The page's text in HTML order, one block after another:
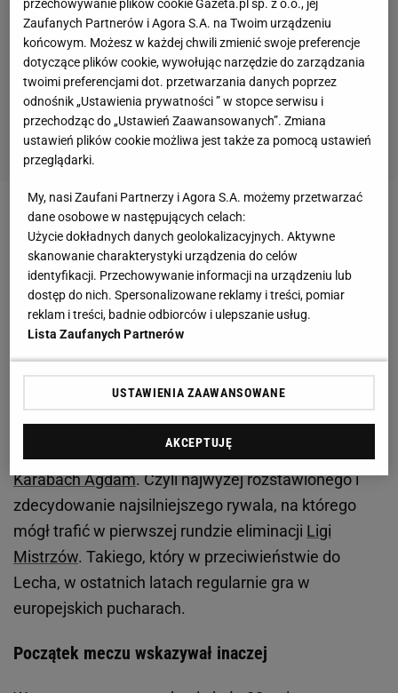
Zobacz wideoArcytrudna droga Lecha Poznań do
LM. Potrzebuje wręcz cudu, by grać w fazie
grupowej
Od razu jednak zaznaczamy, że to nie jest żaden
oczekujemy, by w Europie był skuteczny i
pragmatyczny. By grał przede wszystkim na wynik.
Jak właśnie we wtorek zagrał Lech, który na
własnym stadionie pokonał faworyzowany
Karabach Agdam. Czyli najwyżej rozstawionego i
zdecydowanie najsilniejszego rywala, na którego
mógł trafić w pierwszej rundzie eliminacji Ligi
Mistrzów. Takiego, który w przeciwieństwie do
Lecha, w ostatnich latach regularnie gra w
europejskich pucharach.
Początek meczu wskazywał inaczej
przechowywanie plików cookie Gazeta.pl sp. z o.o., jej
Zaufanych Partnerów i Agora S.A. na Twoim urządzeniu
końcowym. Możesz w każdej chwili zmienić swoje preferencje
dotyczące plików cookie, wywołując narzędzie do zarządzania
twoimi preferencjami dot. przetwarzania danych poprzez
odnośnik „Ustawienia prywatności ” w stopce serwisu i
przechodząc do „Ustawień Zaawansowanych”. Zmiana
ustawień plików cookie możliwa jest także za pomocą ustawień
przeglądarki.
My, nasi Zaufani Partnerzy i Agora S.A. możemy przetwarzać
dane osobowe w następujących celach:
Użycie dokładnych danych geolokalizacyjnych. Aktywne
skanowanie charakterystyki urządzenia do celów
identyfikacji. Przechowywanie informacji na urządzeniu lub
dostęp do nich. Spersonalizowane reklamy i treści, pomiar
reklam i treści, badnie odbiorców i ulepszanie usług.
Lista Zaufanych Partnerów
USTAWIENIA ZAAWANSOWANE
AKCEPTUJĘ